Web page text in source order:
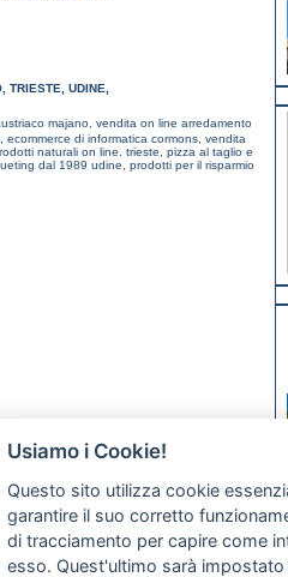
TRIESTE UDINE
majano, vendita on line arredamento
ecommerce di informatica cormons, vendita
naturali on line. trieste, pizza al taglio e
dal 1989 udine, prodotti per il risparmio
Usiamo i Cookie!
Questo sito utilizza cookie
garantire il suo corretto
di tracciamento per capire come
esso. Quest'ultimo sarà